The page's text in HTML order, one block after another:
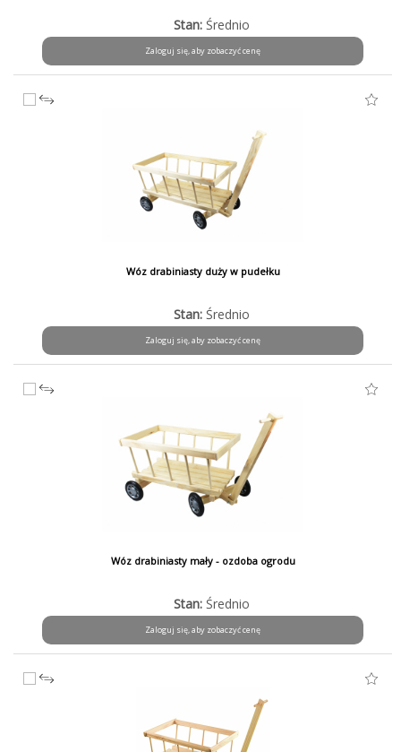
Stan: Średnio
Zaloguj się, aby zobaczyć cenę
Wóz drabiniasty duży w pudełku
Stan: Średnio
Zaloguj się, aby zobaczyć cenę
Wóz drabiniasty mały - ozdoba ogrodu
Stan: Średnio
Zaloguj się, aby zobaczyć cenę